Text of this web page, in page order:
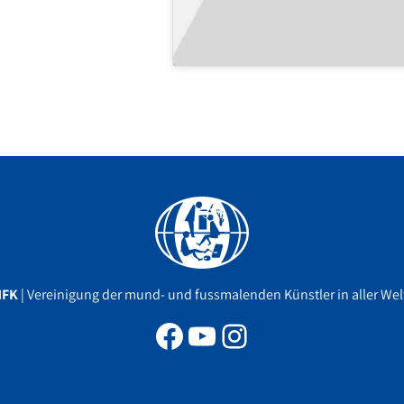
| Vereinigung der mund- und fussmalenden Künstler in aller
Facebook
YouTube
Instagram